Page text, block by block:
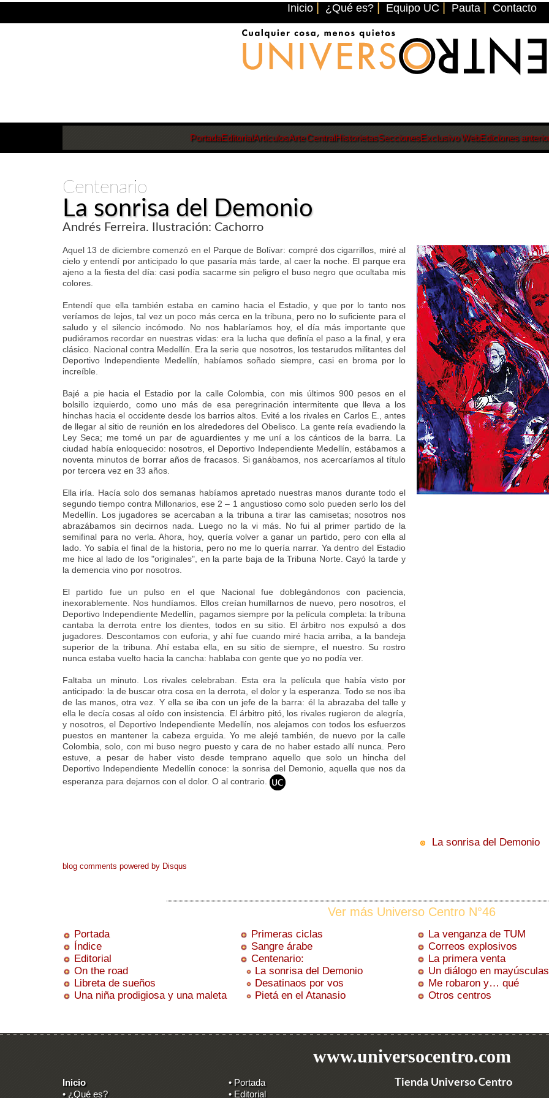
Inicio ¿Qué es? Equipo UC Pauta Contacto
PortadaEditorialArtículosArte CentralHistorietasSeccionesExclusivo WebEdiciones
Centenario
La sonrisa del Demonio
Andrés Ferreira. Ilustración: Cachorro
Aquel 13 de diciembre comenzó en el Parque de Bolívar: compré dos cigarrillos, miré al
cielo y entendí por anticipado lo que pasaría más tarde, al caer la noche. El parque era
ajeno a la fiesta del día: casi podía sacarme sin peligro el buso negro que ocultaba mis
colores.
Entendí que ella también estaba en camino hacia el Estadio, y que por lo tanto nos
veríamos de lejos, tal vez un poco más cerca en la tribuna, pero no lo suficiente para el
saludo y el silencio incómodo. No nos hablaríamos hoy, el día más importante que
pudiéramos recordar en nuestras vidas: era la lucha que definía el paso a la final, y era
clásico. Nacional contra Medellín. Era la serie que nosotros, los testarudos militantes del
Deportivo Independiente Medellín, habíamos soñado siempre, casi en broma por lo
increíble.
Bajé a pie hacia el Estadio por la calle Colombia, con mis últimos 900 pesos en el
bolsillo izquierdo, como uno más de esa peregrinación intermitente que lleva a los
hinchas hacia el occidente desde los barrios altos. Evité a los rivales en Carlos E., antes
de llegar al sitio de reunión en los alrededores del Obelisco. La gente reía evadiendo la
Ley Seca; me tomé un par de aguardientes y me uní a los cánticos de la barra. La
ciudad había enloquecido: nosotros, el Deportivo Independiente Medellín, estábamos a
noventa minutos de borrar años de fracasos. Si ganábamos, nos acercaríamos al título
por tercera vez en 33 años.
Ella iría. Hacía solo dos semanas habíamos apretado nuestras manos durante todo el
segundo tiempo contra Millonarios, ese 2 – 1 angustioso como solo pueden serlo los del
Medellín. Los jugadores se acercaban a la tribuna a tirar las camisetas; nosotros nos
abrazábamos sin decirnos nada. Luego no la vi más. No fui al primer partido de la
semifinal para no verla. Ahora, hoy, quería volver a ganar un partido, pero con ella al
lado. Yo sabía el final de la historia, pero no me lo quería narrar. Ya dentro del Estadio
me hice al lado de los "originales", en la parte baja de la Tribuna Norte. Cayó la tarde y
la demencia vino por nosotros.
El partido fue un pulso en el que Nacional fue doblegándonos con paciencia,
inexorablemente. Nos hundíamos. Ellos creían humillarnos de nuevo, pero nosotros, el
Deportivo Independiente Medellín, pagamos siempre por la película completa: la tribuna
cantaba la derrota entre los dientes, todos en su sitio. El árbitro nos expulsó a dos
jugadores. Descontamos con euforia, y ahí fue cuando miré hacia arriba, a la bandeja
superior de la tribuna. Ahí estaba ella, en su sitio de siempre, el nuestro. Su rostro
nunca estaba vuelto hacia la cancha: hablaba con gente que yo no podía ver.
Faltaba un minuto. Los rivales celebraban. Esta era la película que había visto por
anticipado: la de buscar otra cosa en la derrota, el dolor y la esperanza. Todo se nos iba
de las manos, otra vez. Y ella se iba con un jefe de la barra: él la abrazaba del talle y
ella le decía cosas al oído con insistencia. El árbitro pitó, los rivales rugieron de alegría,
y nosotros, el Deportivo Independiente Medellín, nos alejamos con todos los esfuerzos
puestos en mantener la cabeza erguida. Yo me alejé también, de nuevo por la calle
Colombia, solo, con mi buso negro puesto y cara de no haber estado allí nunca. Pero
estuve, a pesar de haber visto desde temprano aquello que solo un hincha del
Deportivo Independiente Medellín conoce: la sonrisa del Demonio, aquella que nos da
esperanza para dejarnos con el dolor. O al contrario.
La sonrisa del Demonio
blog comments powered by Disqus
Ver más Universo Centro N°46
Portada
Índice
Editorial
On the road
Libreta de sueños
Una niña prodigiosa y una maleta
Primeras ciclas
Sangre árabe
Centenario:
La sonrisa del Demonio
Desatinaos por vos
Pietá en el Atanasio
La venganza de TUM
Correos explosivos
La primera venta
Un diálogo en mayúsculas
Me robaron y… qué
Otros centros
www.universocentro.com
Inicio
• ¿Qué es?
• Portada
• Editorial
Tienda Universo Centro